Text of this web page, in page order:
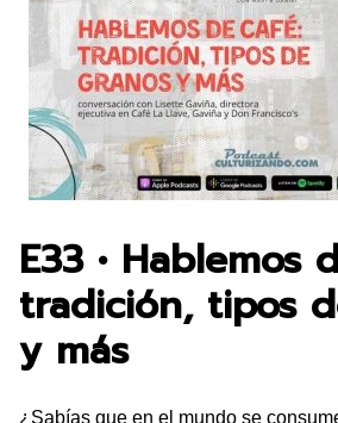
E33 • Hablemos
tradición, tipos
y más
¿Sabías que en el mundo se